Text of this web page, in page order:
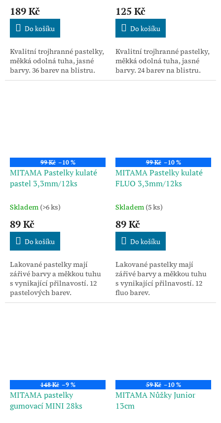
189 Kč
Do košíku
Kvalitní trojhranné pastelky,
měkká odolná tuha, jasné
barvy. 36 barev na blistru.
125 Kč
Do košíku
Kvalitní trojhranné pastelky,
měkká odolná tuha, jasné
barvy. 24 barev na blistru.
99 Kč –10 %
MITAMA Pastelky kulaté
pastel 3,3mm/12ks
Skladem (>6 ks)
89 Kč
Do košíku
Lakované pastelky mají
zářivé barvy a měkkou tuhu
s vynikající přilnavostí. 12
pastelových barev.
99 Kč –10 %
MITAMA Pastelky kulaté
FLUO 3,3mm/12ks
Skladem (5 ks)
89 Kč
Do košíku
Lakované pastelky mají
zářivé barvy a měkkou tuhu
s vynikající přilnavostí. 12
fluo barev.
148 Kč –9 %
MITAMA pastelky
gumovací MINI 28ks
59 Kč –10 %
MITAMA Nůžky Junior
13cm